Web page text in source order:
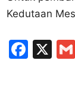
Kedutaan
F
X